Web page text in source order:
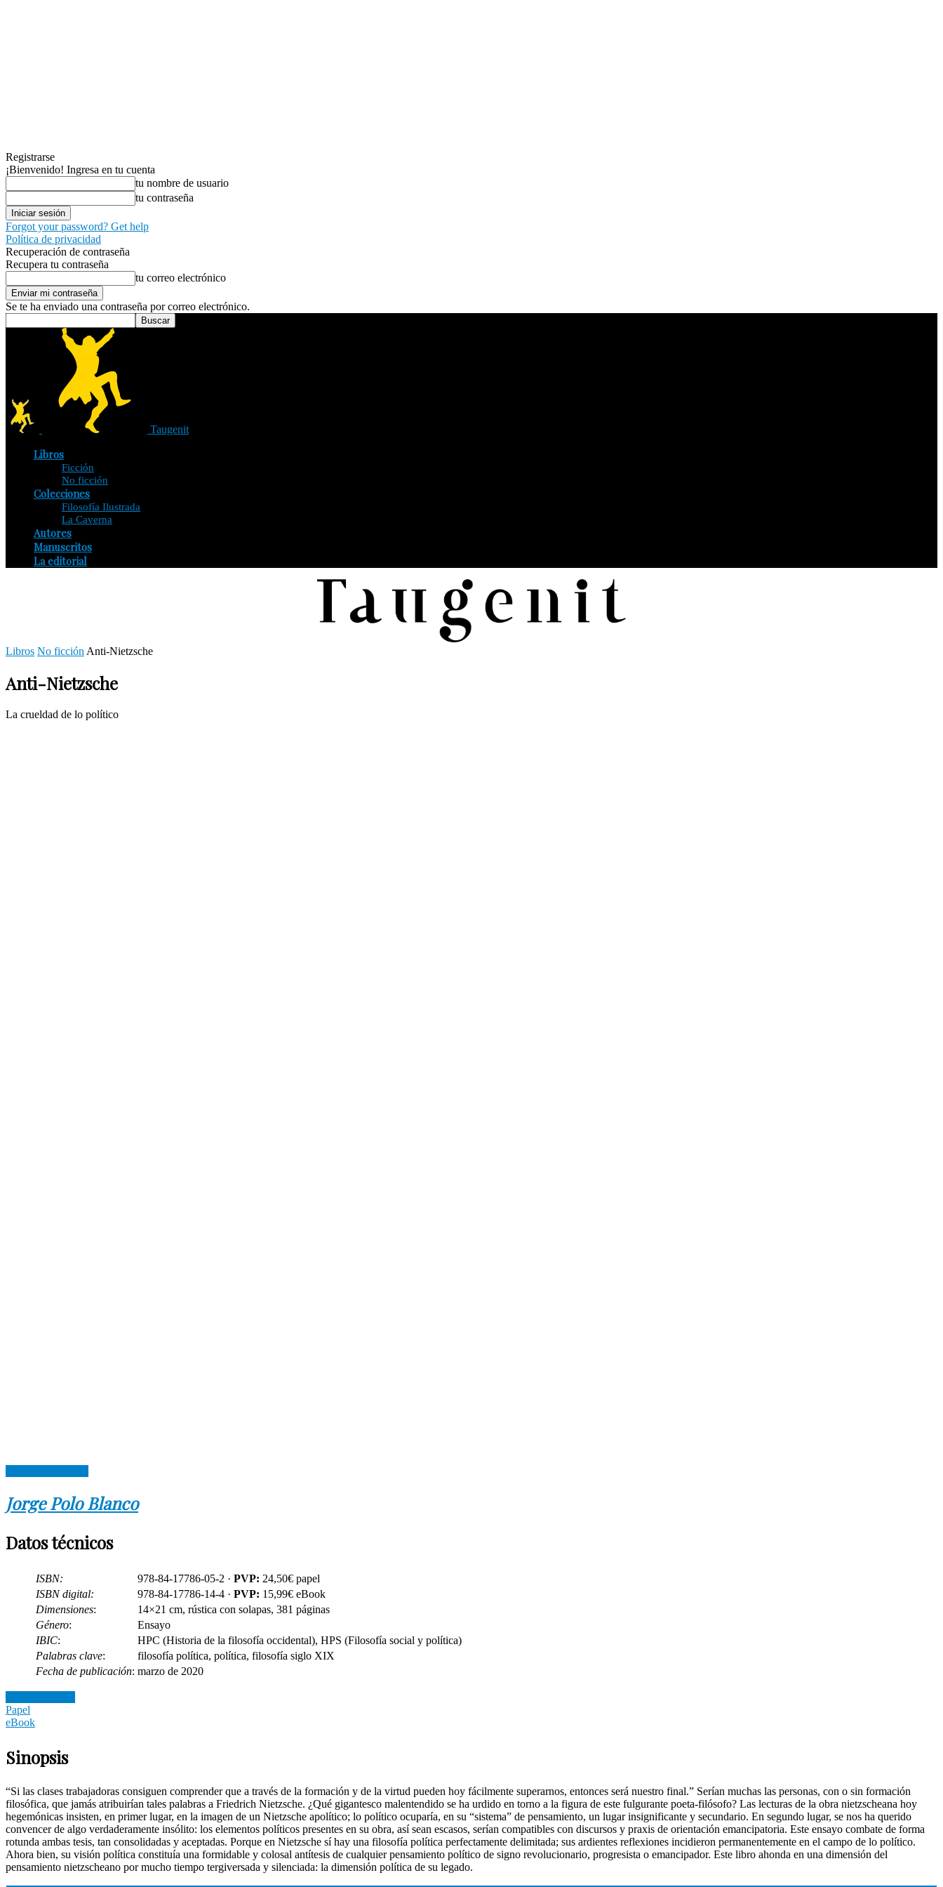
Registrarse
¡Bienvenido! Ingresa en tu cuenta
tu nombre de usuario
tu contraseña
Forgot your password? Get help
Política de privacidad
Recuperación de contraseña
Recupera tu contraseña
tu correo electrónico
Se te ha enviado una contraseña por correo electrónico.
Taugenit
Libros
Ficción
No ficción
Colecciones
Filosofía Ilustrada
La Caverna
Autores
Manuscritos
La editorial
Libros No ficción Anti-Nietzsche
Anti-Nietzsche
La crueldad de lo político
Jorge Polo Blanco
Datos técnicos
ISBN: 978-84-17786-05-2 · PVP: 24,50€ papel
ISBN digital:
978-84-17786-14-4 · PVP: 15,99€ eBook
Dimensiones:
14×21 cm, rústica con solapas, 381 páginas
Género:
Ensayo
IBIC:
HPC (Historia de la filosofía occidental), HPS (Filosofía social y política)
Palabras clave:
filosofía política, política, filosofía siglo XIX
Fecha de publicación: marzo de 2020
Papel
eBook
Sinopsis
“Si las clases trabajadoras consiguen comprender que a través de la formación y de la virtud pueden hoy fácilmente superarnos, entonces será nuestro final.” Serían muchas las personas, con o sin formación
filosófica, que jamás atribuirían tales palabras a Friedrich Nietzsche. ¿Qué gigantesco malentendido se ha urdido en torno a la figura de este fulgurante poeta-filósofo? Las lecturas de la obra nietzscheana hoy
hegemónicas insisten, en primer lugar, en la imagen de un Nietzsche apolítico; lo político ocuparía, en su “sistema” de pensamiento, un lugar insignificante y secundario. En segundo lugar, se nos ha querido
convencer de algo verdaderamente insólito: los elementos políticos presentes en su obra, así sean escasos, serían compatibles con discursos y praxis de orientación emancipatoria. Este ensayo combate de forma
rotunda ambas tesis, tan consolidadas y aceptadas. Porque en Nietzsche sí hay una filosofía política perfectamente delimitada; sus ardientes reflexiones incidieron permanentemente en el campo de lo político.
Ahora bien, su visión política constituía una formidable y colosal antítesis de cualquier pensamiento político de signo revolucionario, progresista o emancipador. Este libro ahonda en una dimensión del
pensamiento nietzscheano por mucho tiempo tergiversada y silenciada: la dimensión política de su legado.